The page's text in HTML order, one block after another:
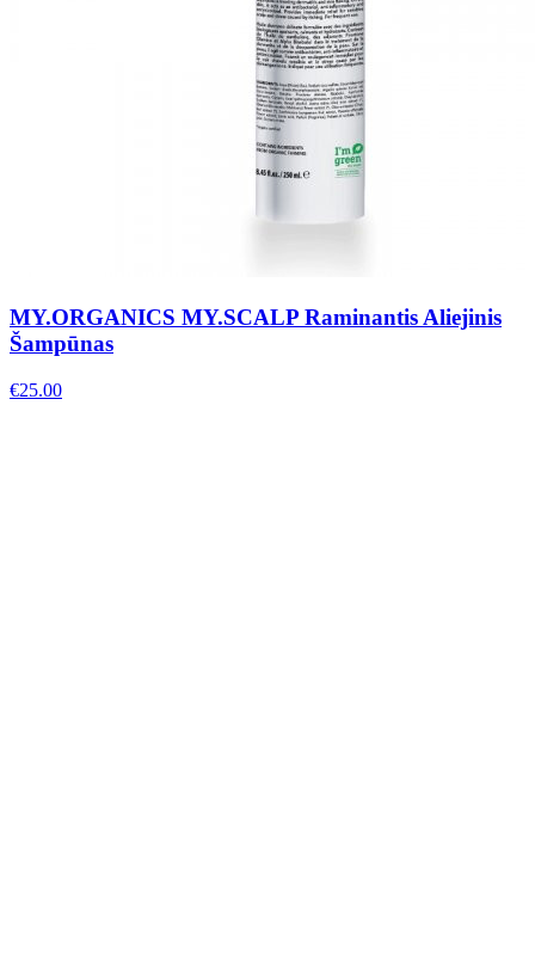
MY.ORGANICS MY.SCALP Raminantis Aliejinis
Šampūnas
€25.00